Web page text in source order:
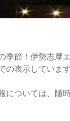
季節！伊勢志摩
の表示していま
については、随